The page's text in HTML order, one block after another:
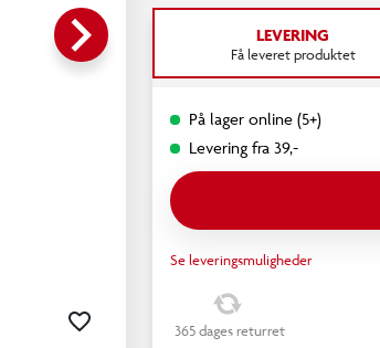
keyboard_arrow_right LEVERING
Få leveret produktet
På lager online (5+)
Levering fra 39,-
Se leveringsmuligheder
365 dages returret